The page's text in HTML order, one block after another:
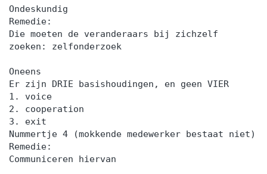
Ondeskundig
Remedie:
Die moeten de veranderaars bij zichzelf
zoeken: zelfonderzoek
Oneens
Er zijn DRIE basishoudingen, en geen VIER
1. voice
2. cooperation
3. exit
Nummertje 4 (mokkende medewerker bestaat niet)
Remedie:
Communiceren hiervan